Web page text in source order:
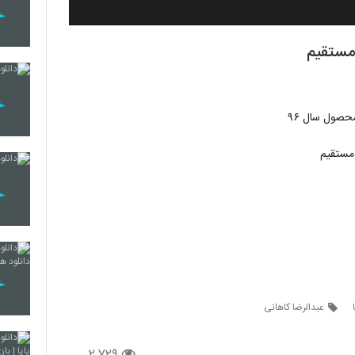
سال ۹۶
مستقیم
عبدالرضا کاهانی